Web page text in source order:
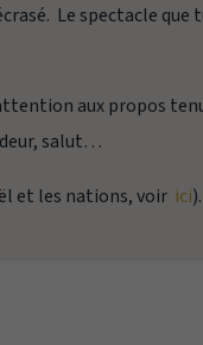
Le spectacle que
aux propos
salut…
et les nations, voir ici).